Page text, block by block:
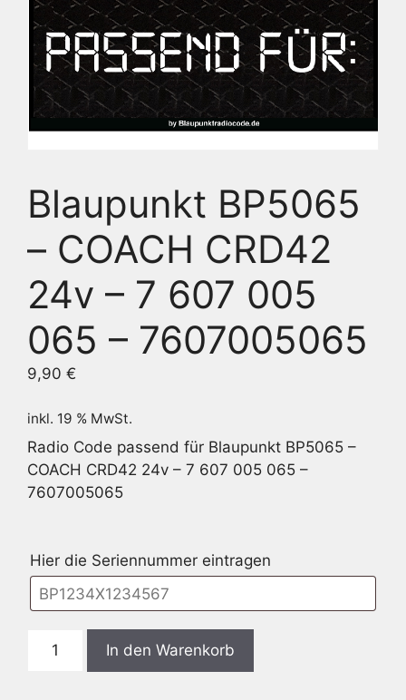
Blaupunkt BP5065
– COACH CRD42
24v – 7 607 005
065 – 7607005065
9,90 €
inkl. 19 % MwSt.
Radio Code passend für Blaupunkt BP5065 –
COACH CRD42 24v – 7 607 005 065 –
7607005065
Hier die Seriennummer eintragen
Blaupunkt
In den Warenkorb